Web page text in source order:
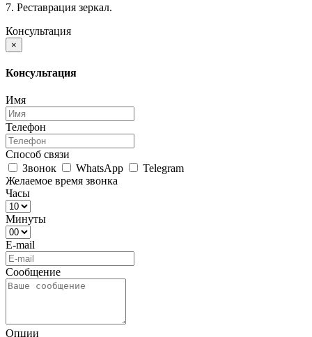
7. Реставрация зеркал.
Консультация
×
Консультация
Имя
Телефон
Способ связи
Звонок
WhatsApp
Telegram
Желаемое время звонка
Часы
Минуты
E-mail
Сообщение
Опции